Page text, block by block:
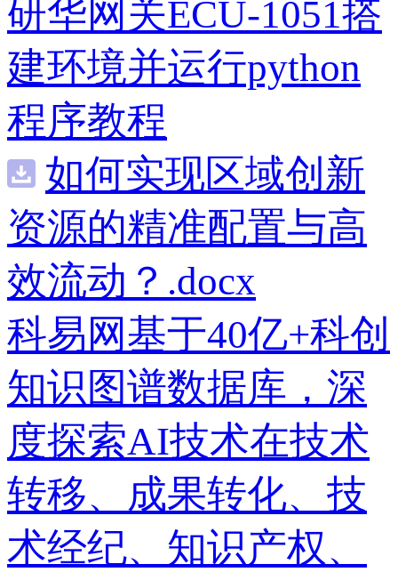
研华网关ECU-1051搭
建环境并运行python
程序教程
如何实现区域创新
资源的精准配置与高
效流动？.docx
科易网基于40亿+科创
知识图谱数据库，深
度探索AI技术在技术
转移、成果转化、技
术经纪、知识产权、